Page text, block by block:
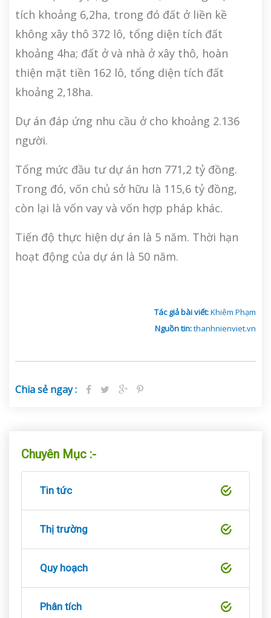
tích khoảng 6,2ha, trong đó đất ở liền kề
không xây thô 372 lô, tổng diện tích đất
khoảng 4ha; đất ở và nhà ở xây thô, hoàn
thiện mặt tiền 162 lô, tổng diện tích đất
khoảng 2,18ha.
Dự án đáp ứng nhu cầu ở cho khoảng 2.136
người.
Tổng mức đầu tư dự án hơn 771,2 tỷ đồng.
Trong đó, vốn chủ sở hữu là 115,6 tỷ đồng,
còn lại là vốn vay và vốn hợp pháp khác.
Tiến độ thực hiện dự án là 5 năm. Thời hạn
hoạt động của dự án là 50 năm.
Tác giả bài viết:Khiêm Phạm
Nguồn tin:thanhnienviet.vn
Chia sẻ ngay :
Chuyên Mục :-
Tin tức
Thị trường
Quy hoạch
Phân tích